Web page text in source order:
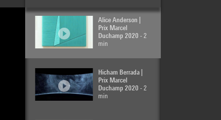
Alice Anderson |
Prix Marcel
Duchamp 2020 - 2
min
Hicham Berrada |
Prix Marcel
Duchamp 2020 - 2
min